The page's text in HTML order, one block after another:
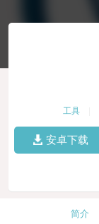
工具
安卓下载
简介